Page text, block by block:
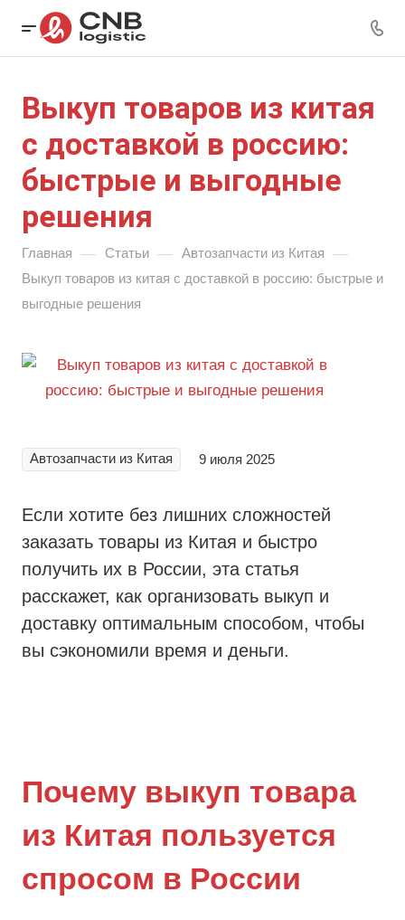
Выкуп товаров из китая
с доставкой в россию:
быстрые и выгодные
решения
Главная — Статьи — Автозапчасти из Китая —
Выкуп товаров из китая с доставкой в россию: быстрые и
выгодные решения
Автозапчасти из Китая 9 июля 2025
Если хотите без лишних сложностей
заказать товары из Китая и быстро
получить их в России, эта статья
расскажет, как организовать выкуп и
доставку оптимальным способом, чтобы
вы сэкономили время и деньги.
Почему выкуп товара
из Китая пользуется
спросом в России